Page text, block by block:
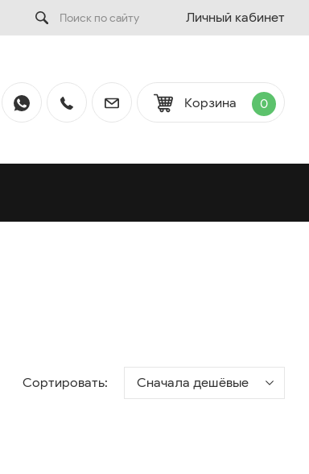
Личный кабинет
Корзина 0
Сортировать: Сначала дешёвые